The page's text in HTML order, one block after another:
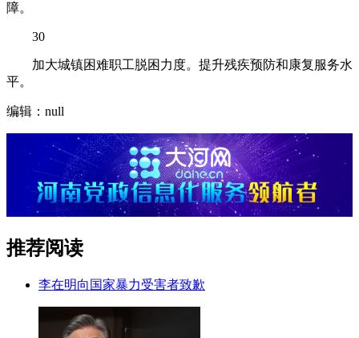
障。
30
加大城镇困难职工脱困力度。提升残疾预防和康复服务水
平。
编辑：null
推荐阅读
李在明向国家暴力受害者致歉